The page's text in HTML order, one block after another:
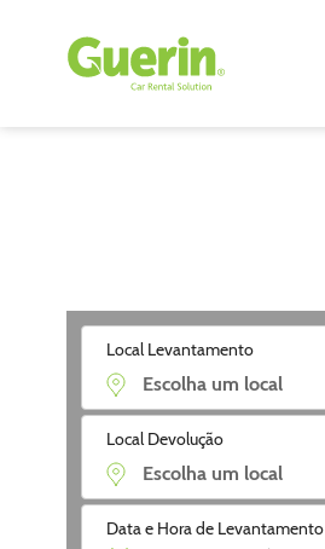
Local Levantamento
Local Devolução
Data e Hora de Levantamento